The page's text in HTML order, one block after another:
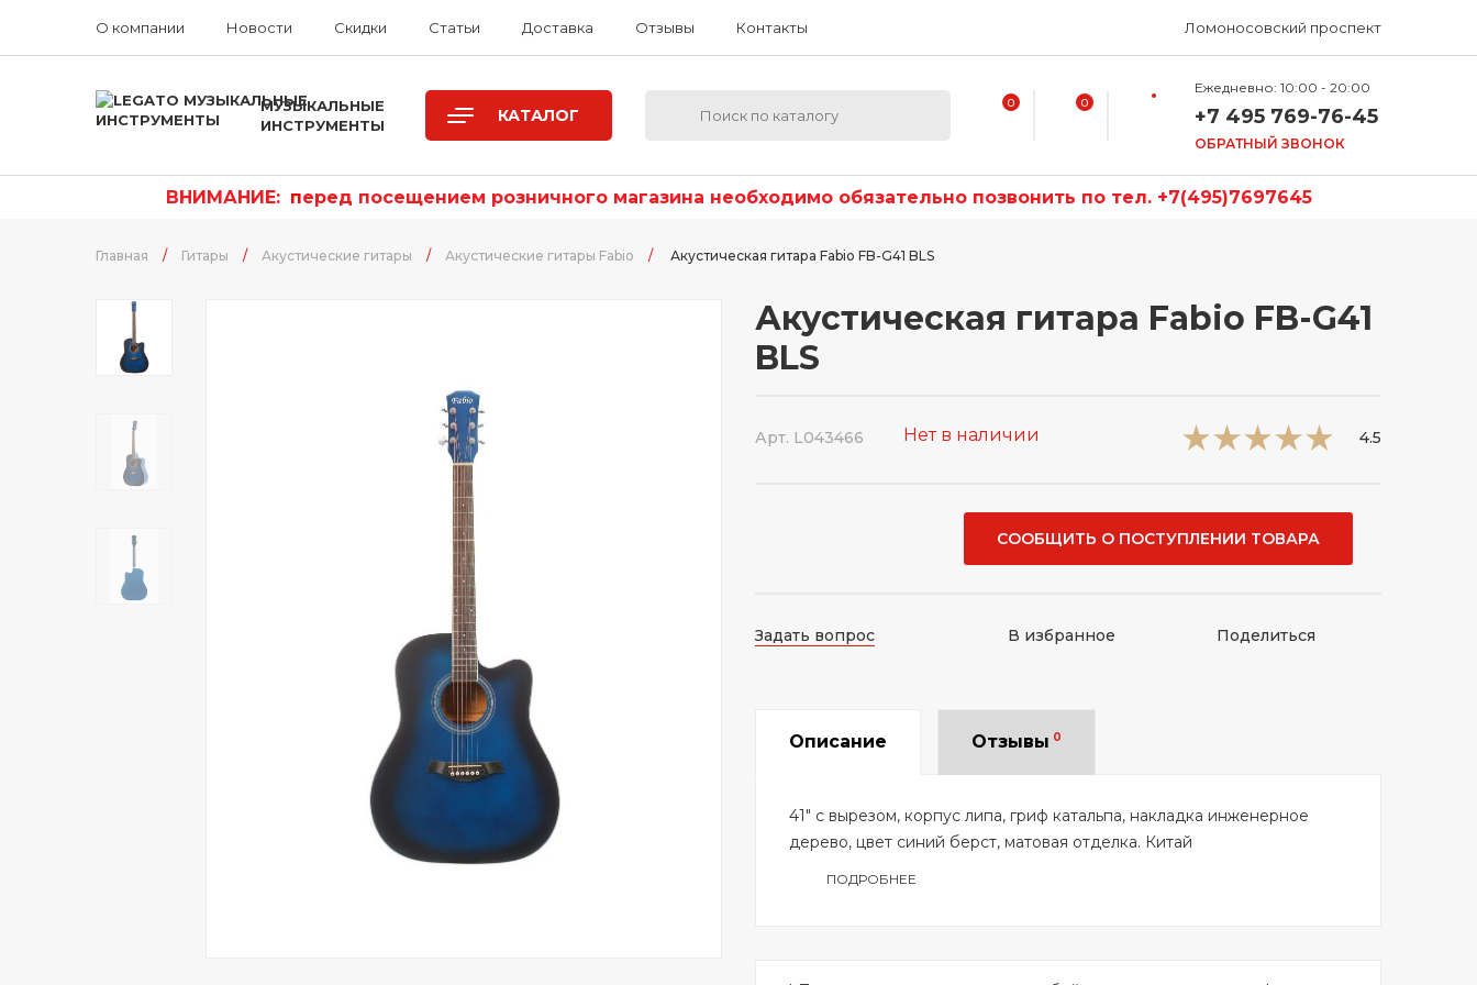
О компании Новости Скидки Статьи Доставка Отзывы Контакты Ломоносовский проспект
МУЗЫКАЛЬНЫЕ
ИНСТРУМЕНТЫ
КАТАЛОГ
0 0
Ежедневно: 10:00 - 20:00
+7 495 769-76-45
ОБРАТНЫЙ ЗВОНОК
ВНИМАНИЕ: перед посещением розничного магазина необходимо обязательно позвонить по тел. +7(495)7697645
Главная / Гитары / Акустические гитары / Акустические гитары Fabio / Акустическая гитара Fabio FB-G41 BLS
Акустическая гитара Fabio FB-G41
BLS
Арт. L043466 Нет в наличии 4.5
СООБЩИТЬ О ПОСТУПЛЕНИИ ТОВАРА
Задать вопрос В избранное Поделиться
Описание Отзывы 0
41" с вырезом, корпус липа, гриф катальпа, накладка инженерное
дерево, цвет синий берст, матовая отделка. Китай
ПОДРОБНЕЕ